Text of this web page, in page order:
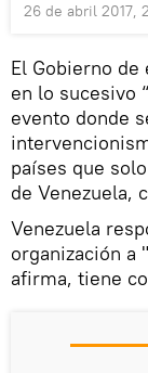
26 de abril 2017,
El Gobierno
en lo sucesivo
evento donde
países que
de Venezuela,
Venezuela
organización a
afirma, tiene